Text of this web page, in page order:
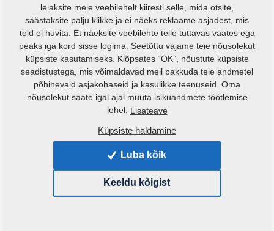
m16160
Algne katalooginumber:
m13949
See varuosa sobib ka järgmistele masinatele:
KOMPAKTOMAT
leiaksite meie veebilehelt kiiresti selle, mida otsite,
säästaksite palju klikke ja ei näeks reklaame asjadest, mis
teid ei huvita. Et näeksite veebilehte teile tuttavas vaates ega
peaks iga kord sisse logima. Seetõttu vajame teie nõusolekut
küpsiste kasutamiseks. Klõpsates “OK”, nõustute küpsiste
seadistustega, mis võimaldavad meil pakkuda teie andmetel
põhinevaid asjakohaseid ja kasulikke teenuseid. Oma
nõusolekut saate igal ajal muuta isikuandmete töötlemise
lehel. Lisateave
Küpsiste haldamine
Luba kõik
Keeldu kõigist